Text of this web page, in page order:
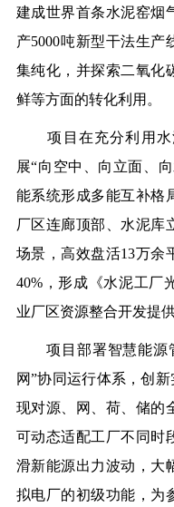
建成世界首条水泥窑烟
产5000吨新型干法生
集纯化，并探索二氧化
鲜等方面的转化利用。
项目在充分利用水
展“向空中、向立面、
能系统形成多能互补格
厂区连廊顶部、水泥库
场景，高效盘活13万余
40%，形成《水泥工厂
业厂区资源整合开发提
项目部署智慧能源
网”协同运行体系，创
现对源、网、荷、储的
可动态适配工厂不同时
滑新能源出力波动，大
拟电厂的初级功能，为